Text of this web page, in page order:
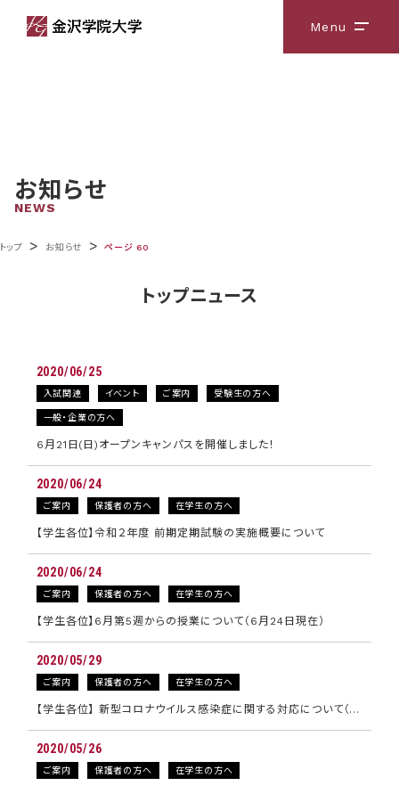
Menu メニ
お知らせ
NEWS
ップ > お知らせ > ページ 60
トップニュース
2020/06/25
入試関連 イベント ご案内 受験生の方へ
一般・企業の方へ
6月21日(日)オープンキャンパスを開催しました！
2020/06/24
ご案内 保護者の方へ 在学生の方へ
【学生各位】令和２年度 前期定期試験の実施概要について
2020/06/24
ご案内 保護者の方へ 在学生の方へ
【学生各位】6月第5週からの授業について（6月24日現在）
2020/05/29
ご案内 保護者の方へ 在学生の方へ
【学生各位】 新型コロナウイルス感染症に関する対応について（…
2020/05/26
ご案内 保護者の方へ 在学生の方へ